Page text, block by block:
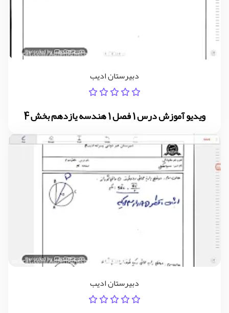
دبیرستان ادیب
ویدیو آموزش درس 1 فصل 1 هندسه یازدهم بخش 4
دبیرستان ادیب